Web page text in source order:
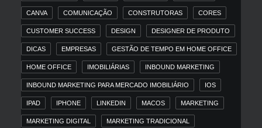
CANVA COMUNICAÇÃO CONSTRUTORAS CORES
CUSTOMER SUCCESS DESIGN DESIGNER DE PRODUTO
DICAS EMPRESAS GESTÃO DE TEMPO EM HOME OFFICE
HOME OFFICE IMOBILIÁRIAS INBOUND MARKETING
INBOUND MARKETING PARA MERCADO IMOBILIÁRIO IOS
IPAD IPHONE LINKEDIN MACOS MARKETING
MARKETING DIGITAL MARKETING TRADICIONAL